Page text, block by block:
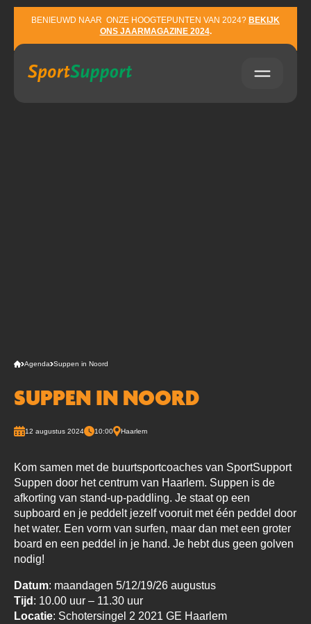
Sla navigatie over
BENIEUWD NAAR ONZE HOOGTEPUNTEN VAN 2024? BEKIJK
ONS JAARMAGAZINE 2024.
Agenda Suppen in Noord
SUPPEN IN NOORD
12 augustus 2024 10:00 Haarlem
Kom samen met de buurtsportcoaches van SportSupport
Suppen door het centrum van Haarlem. Suppen is de
afkorting van stand-up-paddling. Je staat op een
supboard en je peddelt jezelf vooruit met één peddel door
het water. Een vorm van surfen, maar dan met een groter
board en een peddel in je hand. Je hebt dus geen golven
nodig!
Datum: maandagen 5/12/19/26 augustus
Tijd : 10.00 uur – 11.30 uur
Locatie: Schotersingel 2 2021 GE Haarlem